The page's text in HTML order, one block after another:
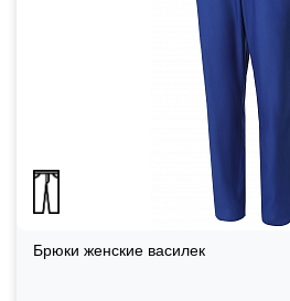
Брюки женские василек